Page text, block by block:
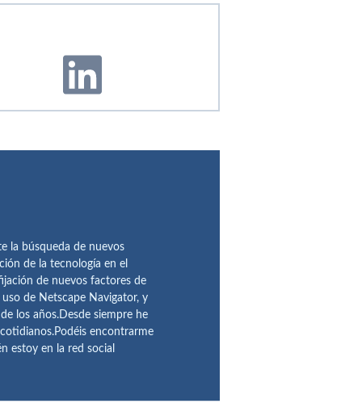
la búsqueda de nuevos
de la tecnología en el
de nuevos factores de
de Netscape Navigator, y
los años.Desde siempre he
encontrarme
estoy en la red social